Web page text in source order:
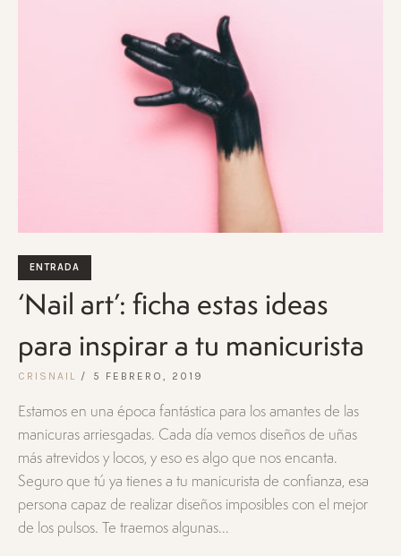
ENTRADA
‘Nail art’: ficha estas ideas
para inspirar a tu manicurista
CRISNAIL 5 FEBRERO, 2019
Estamos en una época fantástica para los amantes de las
manicuras arriesgadas. Cada día vemos diseños de uñas
más atrevidos y locos, y eso es algo que nos encanta.
Seguro que tú ya tienes a tu manicurista de confianza, esa
persona capaz de realizar diseños imposibles con el mejor
de los pulsos. Te traemos algunas...